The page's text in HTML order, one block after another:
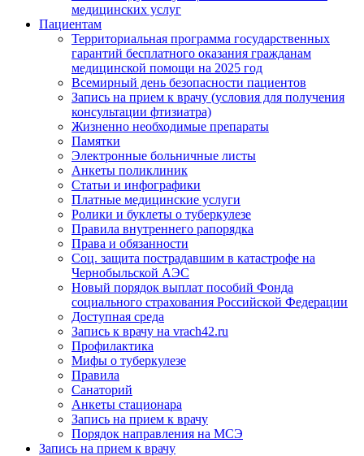
медицинских услуг
Пациентам
Территориальная программа государственных
гарантий бесплатного оказания гражданам
медицинской помощи на 2025 год
Всемирный день безопасности пациентов
Запись на прием к врачу (условия для получения
консультации фтизиатра)
Жизненно необходимые препараты
Памятки
Электронные больничные листы
Анкеты поликлиник
Статьи и инфографики
Платные медицинские услуги
Ролики и буклеты о туберкулезе
Правила внутреннего рапорядка
Права и обязанности
Соц. защита пострадавшим в катастрофе на
Чернобыльской АЭС
Новый порядок выплат пособий Фонда
социального страхования Российской Федерации
Доступная среда
Запись к врачу на vrach42.ru
Профилактика
Мифы о туберкулезе
Правила
Санаторий
Анкеты стационара
Запись на прием к врачу
Порядок направления на МСЭ
Запись на прием к врачу